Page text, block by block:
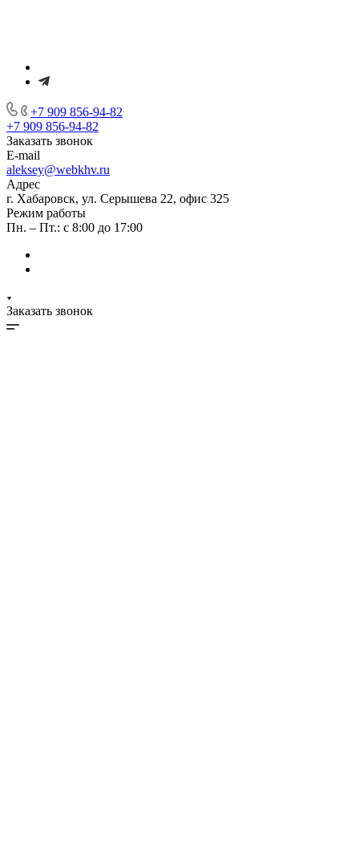
+7 909 856-94-82
+7 909 856-94-82
Заказать звонок
E-mail
aleksey@webkhv.ru
Адрес
г. Хабаровск, ул. Серышева 22, офис 325
Режим работы
Пн. – Пт.: с 8:00 до 17:00
Заказать звонок